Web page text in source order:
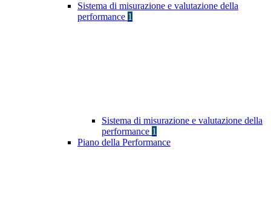
Sistema di misurazione e valutazione della
performance 1
Sistema di misurazione e valutazione della
performance 1
Piano della Performance